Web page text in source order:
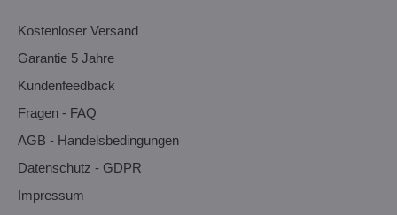
Kostenloser Versand
Garantie 5 Jahre
Kundenfeedback
Fragen - FAQ
AGB - Handelsbedingungen
Datenschutz - GDPR
Impressum